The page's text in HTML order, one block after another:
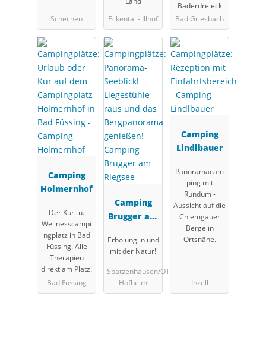
Schechen
Eckental - Illhof
Bäderdreieck
Bad Griesbach
Camping
Holmernhof
Der Kur- u.
Wellnesscampi
ngplatz in Bad
Füssing. Alle
Therapien
direkt am Platz.
Bad Füssing
Camping
Brugger am
Erholung in und
mit der Natur!
Spatzenhausen/OT
Hofheim
Camping
Lindlbauer
Panoramacam
ping mit
Rundum -
Aussicht auf die
Chiemgauer
Berge in
Ortsnähe.
Inzell